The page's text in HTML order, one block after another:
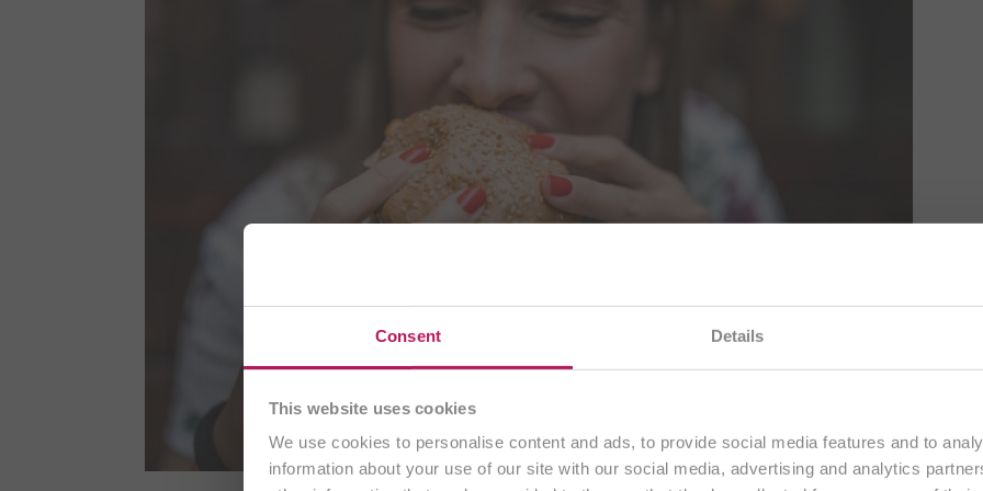
Consent Details
This website uses cookies
We use cookies to personalise content and ads, to provide social media features and to
information about your use of our site with our social media, advertising and analytics
Sie besuchen gerade unsere österreichische Website
. Alle
ausschließlich an Kunden ausÖsterreich.
Fortfahren